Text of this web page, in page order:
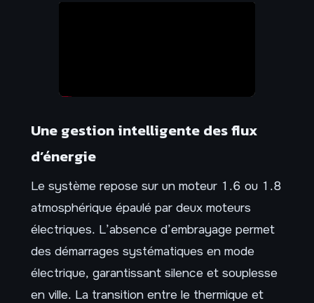
Une gestion intelligente des flux
d’énergie
Le système repose sur un moteur 1.6 ou 1.8
atmosphérique épaulé par deux moteurs
électriques. L’absence d’embrayage permet
des démarrages systématiques en mode
électrique, garantissant silence et souplesse
en ville. La transition entre le thermique et